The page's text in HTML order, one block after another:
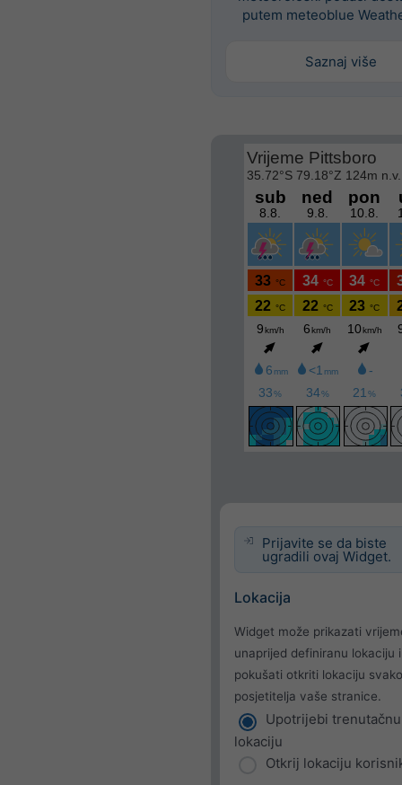
putem meteoblue
Saznaj više
Prijavite se da biste
ugradili ovaj Widget.
Lokacija
Widget može prikazati
unaprijed definiranu lokaciju
pokušati otkriti lokaciju
posjetitelja vaše stranice.
Upotrijebi trenutačnu
lokaciju
Otkrij lokaciju